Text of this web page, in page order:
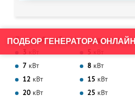
Быстрый выбор по мощности
3 5
7 кВт 8 кВт
12 кВт 15 кВт
20 кВт 25 кВт
ПОДБОР ГЕНЕРАТОРА ОНЛАЙН